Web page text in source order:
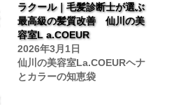
ラクール｜毛髪診断士が選ぶ
最高級の髪質改善 仙川の美
容室L a.COEUR
2026年3月1日
仙川の美容室La.COEURヘナ
とカラーの知恵袋